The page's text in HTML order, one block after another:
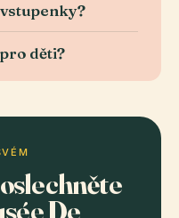
děti?
De